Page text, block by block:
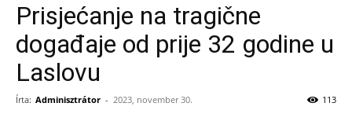
Prisjećanje na tragične
događaje od prije 32 godine u
Laslovu
Írta: Adminisztrátor - 2023, november 30. 113